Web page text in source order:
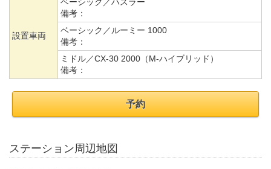
設置車両
備考：
ベーシック／ルーミー 1000
備考：
ミドル／CX-30 2000（M-ハイブリッド）
備考：
予約
ステーション周辺地図